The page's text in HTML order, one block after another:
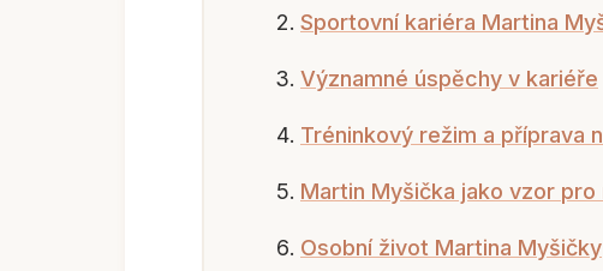
Sportovní kariéra Martina
Významné úspěchy v kariéře
Tréninkový režim a příprava
Martin Myšička jako vzor
Osobní život Martina Myšičky